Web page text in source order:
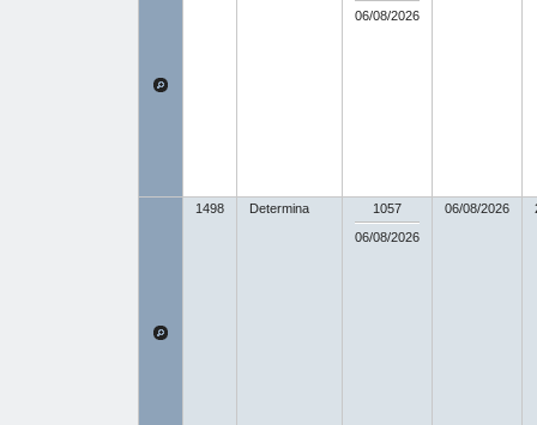
06/08/2026
1498 Determina
1057
06/08/2026
06/08/2026